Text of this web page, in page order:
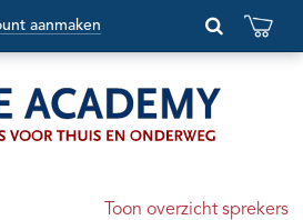
aanmaken
Toon overzicht sprekers